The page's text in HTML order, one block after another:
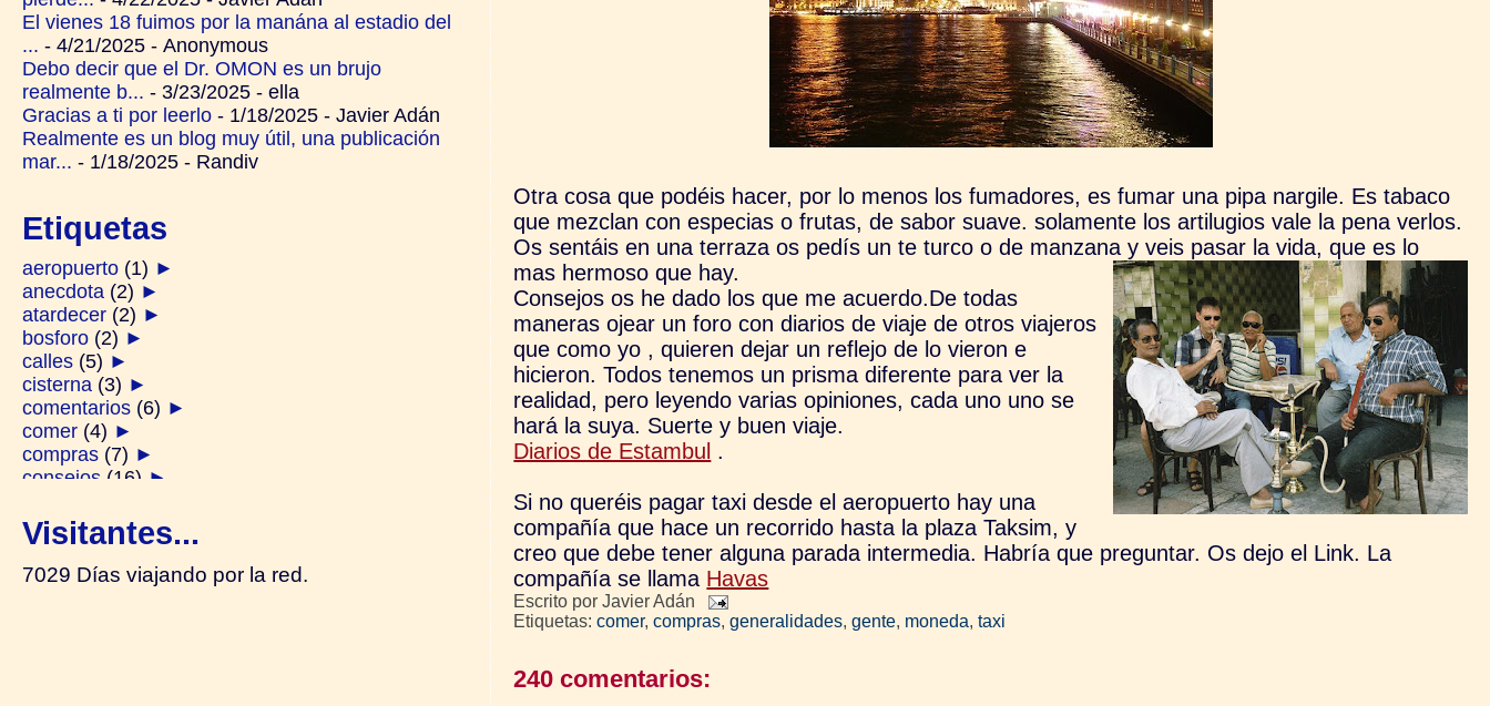
Otra cosa que podéis hacer, por lo menos los fumadores, es fumar una pipa nargile. Es tabaco
que mezclan con especias o frutas, de sabor suave. solamente los artilugios vale la pena verlos.
Os sentáis en una terraza os pedís un te turco o de manzana y veis pasar la vida, que es lo
mas hermoso que hay.
Consejos os he dado los que me acuerdo.De todas
maneras ojear un foro con diarios de viaje de otros viajeros
que como yo , quieren dejar un reflejo de lo vieron e
hicieron. Todos tenemos un prisma diferente para ver la
realidad, pero leyendo varias opiniones, cada uno uno se
hará la suya. Suerte y buen viaje.
Diarios de Estambul .
Si no queréis pagar taxi desde el aeropuerto hay una
compañía que hace un recorrido hasta la plaza Taksim, y
creo que debe tener alguna parada intermedia. Habría que preguntar. Os dejo el Link. La
compañía se llama Havas
Escrito porJavier Adán
Etiquetas:comer,compras,generalidades,gente, moneda,taxi
240 comentarios:
El vienes 18 fuimos por la manána al estadio del
... - 4/21/2025 - Anonymous
Debo decir que el Dr. OMON es un brujo
realmente b... - 3/23/2025 - ella
Gracias a ti por leerlo - 1/18/2025 - Javier Adán
Realmente es un blog muy útil, una publicación
mar... - 1/18/2025 - Randiv
Etiquetas
aeropuerto (1) ►
anecdota (2) ►
atardecer (2) ►
bosforo (2) ►
calles (5) ►
cisterna (3) ►
comentarios (6) ►
comer (4) ►
compras (7) ►
consejos (16) ►
diarios (2) ►
ferry (2) ►
festivos (1) ►
Visitantes...
7029 Días viajando por la red.